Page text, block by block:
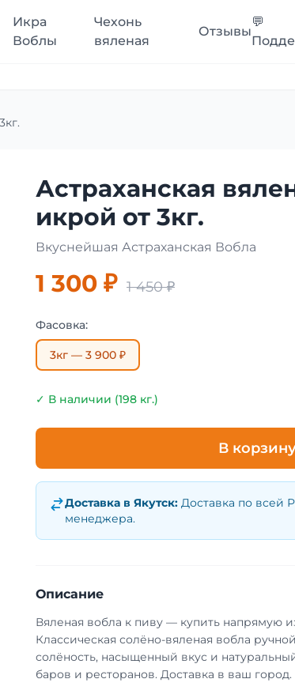
Икра
Воблы
Чехонь
вяленая
Отзывы
💬
Астраханская
икрой от 3кг.
Вкуснейшая Астраханская Вобла
1 300 ₽ 1 450 ₽
Фасовка:
3кг — 3 900 ₽
✓ В наличии (198 кг.)
В
Доставка в Якутск: Доставка по всей
менеджера.
Описание
Вяленая вобла к пиву — купить напрямую
Классическая солёно-вяленая вобла
солёность, насыщенный вкус и
баров и ресторанов. Доставка в ваш город.